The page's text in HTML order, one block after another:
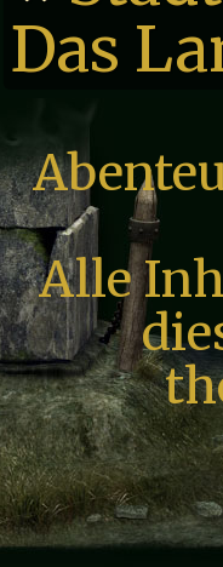
Das
Alle